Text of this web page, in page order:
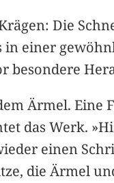
Die
einer
besondere
Ärmel.
das Werk.
einen
die Ärmel